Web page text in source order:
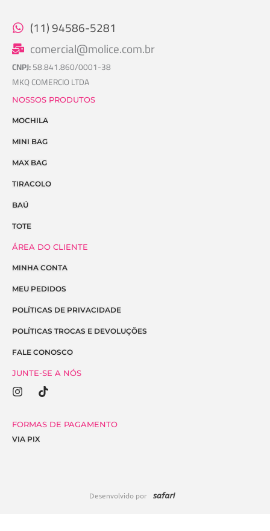
(11) 94586-5281
comercial@molice.com.br
CNPJ:58.841.860/0001-38
MKQ COMERCIO LTDA
NOSSOS PRODUTOS
MOCHILA
MINI BAG
MAX BAG
TIRACOLO
BAÚ
TOTE
ÁREA DO CLIENTE
MINHA CONTA
MEU PEDIDOS
POLÍTICAS DE PRIVACIDADE
POLÍTICAS TROCAS E DEVOLUÇÕES
FALE CONOSCO
JUNTE-SE A NÓS
I
n
t
a
g
T
i
t
o
FORMAS DE PAGAMENTO
VIA PIX
Desenvolvido por